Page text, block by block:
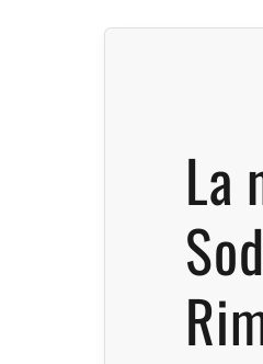
La